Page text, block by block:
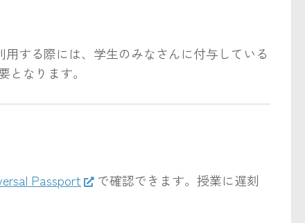
する際には、学生のみなさんに付与している
なります。
Passport
で確認できます。授業に遅刻